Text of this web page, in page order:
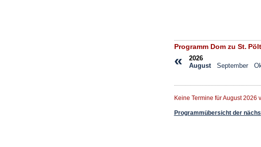
Programm Dom zu St.
«
2026
August
September
Keine Termine für August 2026
Programmübersicht der